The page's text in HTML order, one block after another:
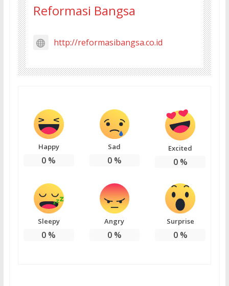
Reformasi Bangsa
http://reformasibangsa.co.id
Happy
0 %
Sad
0%
Excited
0%
Sleepy
0 %
Angry
0%
Surprise
0%